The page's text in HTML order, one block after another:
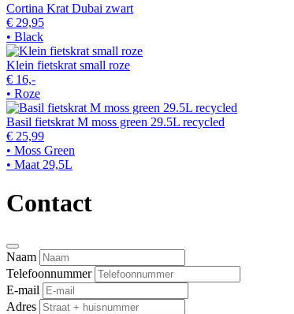
Cortina Krat Dubai zwart
€ 29,95
• Black
Klein fietskrat small roze
€ 16,-
• Roze
Basil fietskrat M moss green 29.5L recycled
€ 25,99
• Moss Green
• Maat 29,5L
Contact
Naam
Telefoonnummer
E-mail
Adres